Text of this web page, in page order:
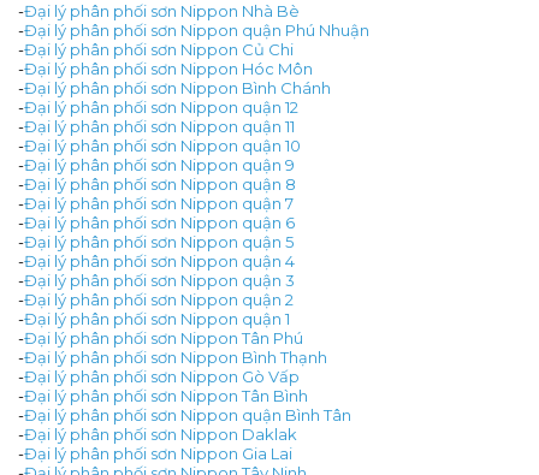
-Đại lý phân phối sơn Nippon Nhà Bè
-Đại lý phân phối sơn Nippon quận Phú Nhuận
-Đại lý phân phối sơn Nippon Củ Chi
-Đại lý phân phối sơn Nippon Hóc Môn
-Đại lý phân phối sơn Nippon Bình Chánh
-Đại lý phân phối sơn Nippon quận 12
-Đại lý phân phối sơn Nippon quận 11
-Đại lý phân phối sơn Nippon quận 10
-Đại lý phân phối sơn Nippon quận 9
-Đại lý phân phối sơn Nippon quận 8
-Đại lý phân phối sơn Nippon quận 7
-Đại lý phân phối sơn Nippon quận 6
-Đại lý phân phối sơn Nippon quận 5
-Đại lý phân phối sơn Nippon quận 4
-Đại lý phân phối sơn Nippon quận 3
-Đại lý phân phối sơn Nippon quận 2
-Đại lý phân phối sơn Nippon quận 1
-Đại lý phân phối sơn Nippon Tân Phú
-Đại lý phân phối sơn Nippon Bình Thạnh
-Đại lý phân phối sơn Nippon Gò Vấp
-Đại lý phân phối sơn Nippon Tân Bình
-Đại lý phân phối sơn Nippon quận Bình Tân
-Đại lý phân phối sơn Nippon Daklak
-Đại lý phân phối sơn Nippon Gia Lai